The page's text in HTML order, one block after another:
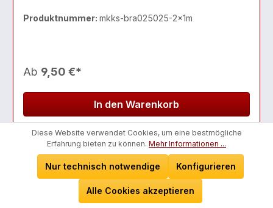
Produktnummer: mkks-bra025025-2x1m
Ab 9,50 €*
In den Warenkorb
Nicht lagernd, lieferbar in ca. 60 Tagen
Diese Website verwendet Cookies, um eine bestmögliche
Erfahrung bieten zu können. Mehr Informationen ...
Nur technisch notwendige Konfigurieren
Alle Cookies akzeptieren